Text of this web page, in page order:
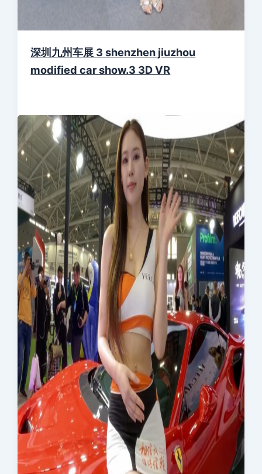
深圳九州车展 3 shenzhen jiuzhou
modified car show.3 3D VR